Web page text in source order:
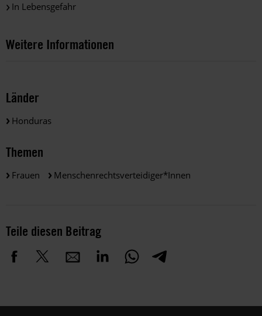
In Lebensgefahr
Weitere Informationen
Länder
Honduras
Themen
Frauen Menschenrechtsverteidiger*innen
Teile diesen Beitrag